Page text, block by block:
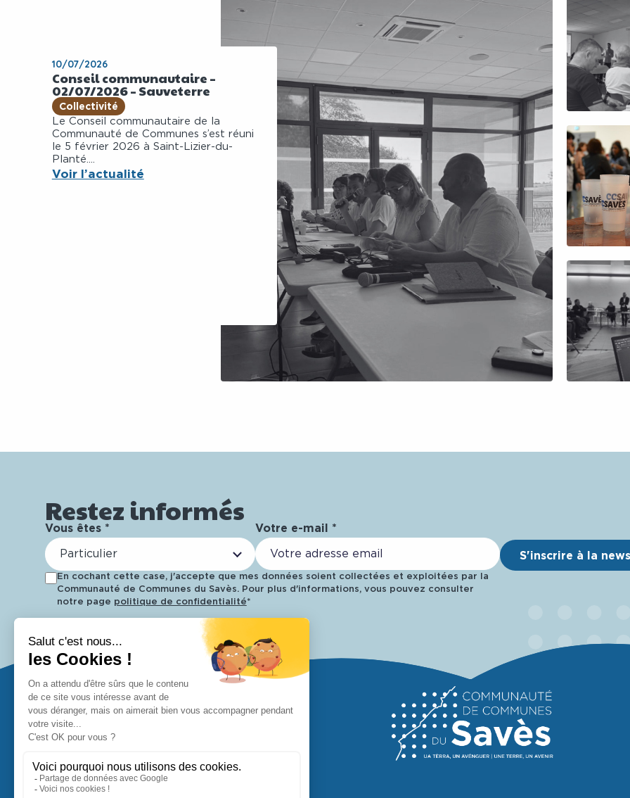
10/07/2026
Conseil communautaire –
02/07/2026 – Sauveterre
Collectivité
Le Conseil communautaire de la
Communauté de Communes s’est réuni
le 5 février 2026 à Saint-Lizier-du-
Planté....
Voir l’actualité
Restez informés
Vous êtes *
Particulier
Votre e-mail *
S'inscrire à la
En cochant cette case, j'accepte que mes données soient collectées et exploitées par la
Communauté de Communes du Savès. Pour plus d'informations, vous pouvez consulter
notre page politique de confidentialité*
Retrouvez-nous !
37 Avenue de la Gailloue
32220 Lombez
contact@ccsaves32.fr